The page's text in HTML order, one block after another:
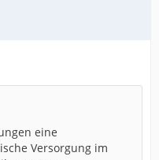
eine
Versorgung im